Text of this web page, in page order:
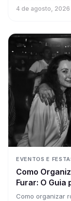
4 de agosto, 2026
EVENTOS E
Como
Furar: O Guia
WhatsApp
Como organizar